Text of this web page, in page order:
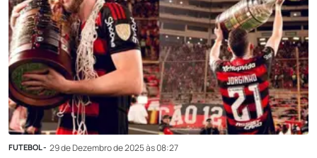
FUTEBOL - 29 de Dezembro de 2025 às 08:27